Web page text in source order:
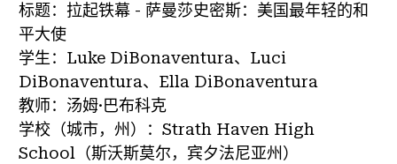
标题：拉起铁幕 - 萨曼莎史密斯：美国最年轻的和
平大使
学生：Luke DiBonaventura、Luci
DiBonaventura、Ella DiBonaventura
教师：汤姆·巴布科克
学校（城市，州）：Strath Haven High
School（斯沃斯莫尔，宾夕法尼亚州）